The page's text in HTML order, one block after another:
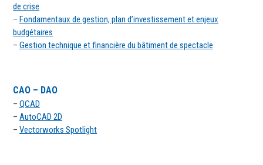
de crise
– Fondamentaux de gestion, plan d’investissement et enjeux
budgétaires
– Gestion technique et financière du bâtiment de spectacle
CAO – DAO
– QCAD
– AutoCAD 2D
– Vectorworks Spotlight